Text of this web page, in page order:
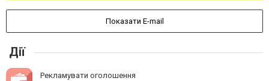
Показати E-mail
Дії
Рекламувати оголошення